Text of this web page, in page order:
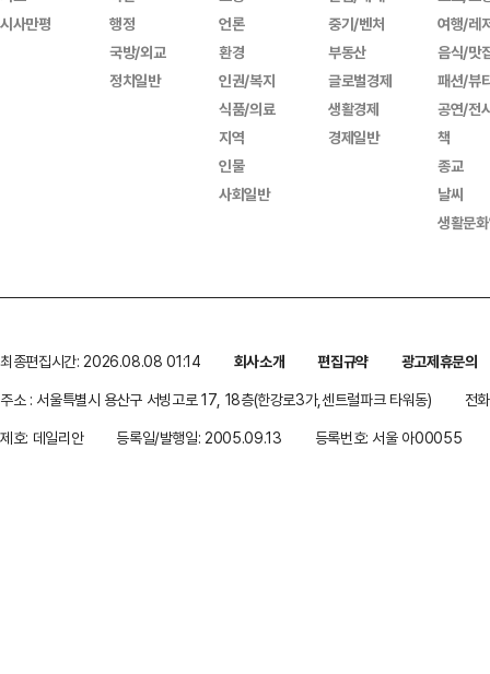
시사만평
행정
국방/외교
정치일반
언론
환경
인권/복지
식품/의료
지역
인물
사회일반
중기/벤처
부동산
글로벌경제
생활경제
경제일반
여행/레
음식/맛
패션/뷰
공연/전
책
종교
날씨
생활문
최종편집시간: 2026.08.08 01:14 회사소개 편집규약
광고제휴문의
주소 : 서울특별시 용산구 서빙고로 17, 18층(한강로3가,센트럴파크 타워동)
전
제호: 데일리안
등록일/발행일: 2005.09.13 등록번호: 서울 아00055